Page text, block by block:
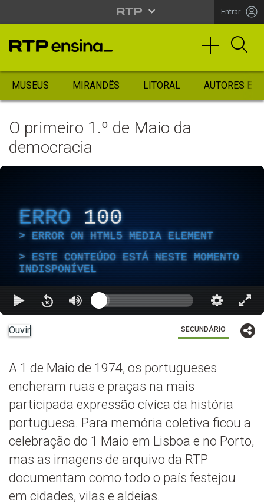
Entrar
MUSEUS MIRANDÊS LITORAL AUTORES
O primeiro 1.º de Maio da
democracia
ERRO 100
ERROR ON HTML5 MEDIA ELEMENT
ESTE CONTEÚDO ESTÁ NESTE MOMENTO
INDISPONÍVEL
Ouvir SECUNDÁRIO
A 1 de Maio de 1974, os portugueses
encheram ruas e praças na mais
participada expressão cívica da história
portuguesa. Para memória coletiva ficou a
celebração do 1 Maio em Lisboa e no Porto,
mas as imagens de arquivo da RTP
documentam como todo o país festejou
em cidades, vilas e aldeias.